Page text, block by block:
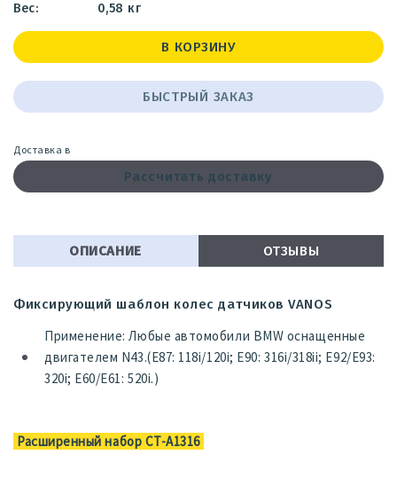
0,58 кг
БЫСТРЫЙ ЗАКАЗ
В КОРЗИНУ
Доставка в
Рассчитать доставку
ОПИСАНИЕ ОТЗЫВЫ
Фиксирующий шаблон колес датчиков VANOS
Применение: Любые автомобили BMW оснащенные
двигателем N43.(Е87: 118i/120i; Е90: 316i/318ii; Е92/Е93:
320i; Е60/Е61: 520i.)
Расширенный набор CT-A1316